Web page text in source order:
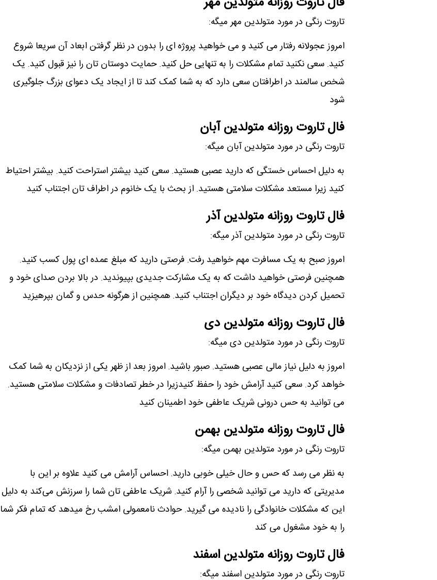
تاروت رنگی در مورد متولدین مهر میگه:
امروز عجولانه رفتار می کنید و می خواهید پروژه ای را بدون در نظر گرفتن ابعاد آن سریعا شروع
کنید. سعی نکنید تمام مشکلات را به تنهایی حل کنید. حمایت دوستان تان را نیز قبول کنید. یک
شخص سالمند در اطرافتان سعی دارد که به شما کمک کند تا از ایجاد یک دعوای بزرگ جلوگیری
شود
فال تاروت روزانه متولدین آبان
تاروت رنگی در مورد متولدین آبان میگه:
به دلیل احساس خستگی که دارید عصبی هستید. سعی کنید بیشتر استراحت کنید. بیشتر احتیاط
کنید زیرا مستعد مشکلات سلامتی هستید. از بحث با یک خانوم در اطراف تان اجتناب کنید
فال تاروت روزانه متولدین آذر
تاروت رنگی در مورد متولدین آذر میگه:
امروز صبح به یک مسافرت مهم خواهید رفت. فرصتی دارید که مبلغ عمده ای پول کسب کنید.
همچنین فرصتی خواهید داشت که به یک مشارکت جدیدی بپیوندید. در بالا بردن صدای خود و
تحمیل کردن دیدگاه خود بر دیگران اجتناب کنید. همچنین از هرگونه حدس و گمان بپرهیزید
فال تاروت روزانه متولدین دی
تاروت رنگی در مورد متولدین دی میگه:
امروز به دلیل نیاز مالی عصبی هستید. صبور باشید. امروز بعد از ظهر یکی از نزدیکان به شما کمک
خواهد کرد. سعی کنید آرامش خود را حفظ کنیدزیرا در خطر تصادفات و مشکلات سلامتی هستید.
می توانید به حس درونی شریک عاطفی خود اطمینان کنید
فال تاروت روزانه متولدین بهمن
تاروت رنگی در مورد متولدین بهمن میگه:
به نظر می رسد که حس و حال خیلی خوبی دارید. احساس آرامش می کنید علاوه بر این با
مدیریتی که دارید می توانید شخصی را آرام کنید. شریک عاطفی تان شما را سرزنش می‌کند به دلیل
این که مشکلات خانوادگی را نادیده می گیرید. حوادث نامعمولی امشب رخ میدهد که تمام فکر شما
را به خود مشغول می کند
فال تاروت روزانه متولدین اسفند
تاروت رنگی در مورد متولدین اسفند میگه: